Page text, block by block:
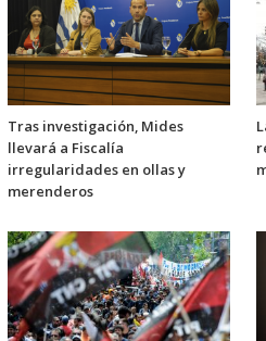
Tras investigación, Mides
llevará a Fiscalía
irregularidades en ollas y
merenderos